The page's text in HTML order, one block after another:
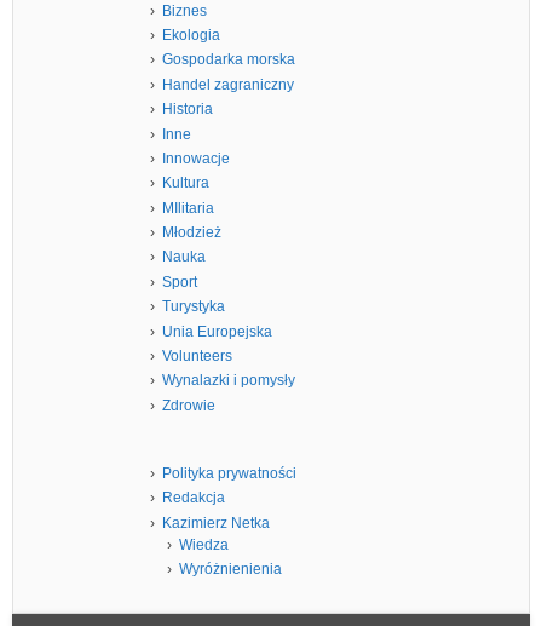
Biznes
Ekologia
Gospodarka morska
Handel zagraniczny
Historia
Inne
Innowacje
Kultura
MIlitaria
Młodzież
Nauka
Sport
Turystyka
Unia Europejska
Volunteers
Wynalazki i pomysły
Zdrowie
Polityka prywatności
Redakcja
Kazimierz Netka
Wiedza
Wyróżnienienia